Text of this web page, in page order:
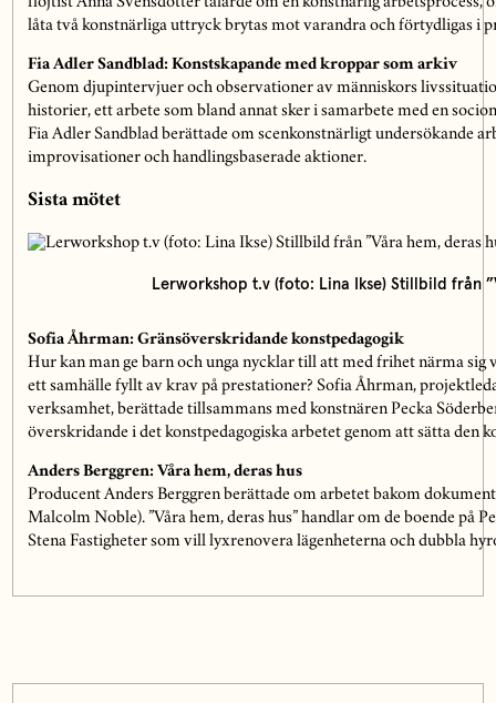
låta två konstnärliga uttryck brytas mot varandra och förtydligas i
Fia Adler Sandblad: Konstskapande med kroppar som arkiv
Genom djupintervjuer och observationer av människors
historier, ett arbete som bland annat sker i samarbete med en
Fia Adler Sandblad berättade om scenkonstnärligt undersökande
improvisationer och handlingsbaserade aktioner.
Sista mötet
Lerworkshop t.v (foto: Lina Ikse) Stillbild från
Sofia Åhrman: Gränsöverskridande konstpedagogik
Hur kan man ge barn och unga nycklar till att med frihet närma sig
ett samhälle fyllt av krav på prestationer? Sofia Åhrman,
verksamhet, berättade tillsammans med konstnären Pecka
överskridande i det konstpedagogiska arbetet genom att sätta den
Anders Berggren: Våra hem, deras hus
Producent Anders Berggren berättade om arbetet bakom
Malcolm Noble). ”Våra hem, deras hus” handlar om de boende på
Stena Fastigheter som vill lyxrenovera lägenheterna och dubbla